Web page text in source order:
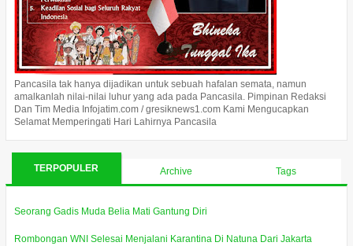
Pancasila tak hanya dijadikan untuk sebuah hafalan semata, namun
amalkanlah nilai-nilai luhur yang ada pada Pancasila. Pimpinan Redaksi
Dan Tim Media Infojatim.com / gresiknews1.com Kami Mengucapkan
Selamat Memperingati Hari Lahirnya Pancasila
TERPOPULER Archive Tags
Seorang Gadis Muda Belia Mati Gantung Diri
Rombongan WNI Selesai Menjalani Karantina Di Natuna Dari Jakarta